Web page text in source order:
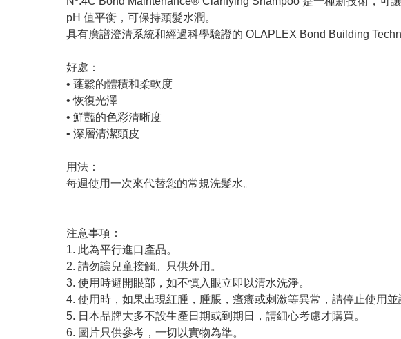
pH 值平衡，可保持頭髮水潤。
具有廣譜澄清系統和經過科學驗證的 OLAPLEX Bond Building
好處：
• 蓬鬆的體積和柔軟度
• 恢復光澤
• 鮮豔的色彩清晰度
• 深層清潔頭皮
用法：
每週使用一次來代替您的常規洗髮水。
注意事項：
1. 此為平行進口產品。
2. 請勿讓兒童接觸。只供外用。
3. 使用時避開眼部，如不慎入眼立即以清水洗淨。
4. 使用時，如果出現紅腫，腫脹，瘙癢或刺激等異常，請停止使用並
5. 日本品牌大多不設生產日期或到期日，請細心考慮才購買。
6. 圖片只供參考，一切以實物為準。